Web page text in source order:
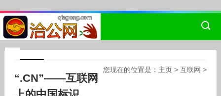
您现在的位置是： 主页 >互联网 >
“.CN”——互联网